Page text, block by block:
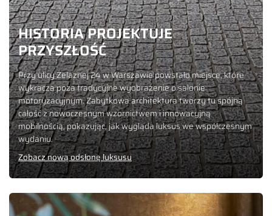
HISTORIA PROJEKTUJE
PRZYSZŁOŚĆ
Przy ulicy Żelaznej 24 w Warszawie powstało miejsce, które
wykracza poza tradycyjne wyobrażenie o salonie
motoryzacyjnym. Zabytkowa architektura tworzy tu spójną
całość z nowoczesnym wzornictwem i innowacyjną
mobilnością, pokazując, jak wygląda luksus we współczesnym
wydaniu.
Zobacz nową odsłonę luksusu